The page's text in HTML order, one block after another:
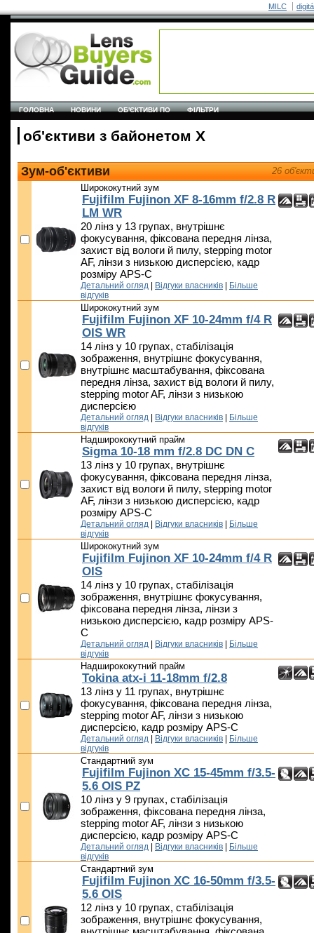
MILC
ГОЛОВНА НОВИНИ ОБ'ЄКТИВИ ПО ФІЛЬТРИ
об'єктиви з байонетом X
26
Зум-об'єктиви
Ширококутний зум
Fujifilm Fujinon XF 8-16mm f/2.8 R
LM WR
20 лінз у 13 групах, внутрішнє
фокусування, фіксована передня лінза,
захист від вологи й пилу, stepping motor
AF, лінзи з низькою дисперсією, кадр
розміру APS-C
Детальний огляд Відгуки власників
Більше
відгуків
Ширококутний зум
Fujifilm Fujinon XF 10-24mm f/4 R
OIS WR
14 лінз у 10 групах, стабілізація
зображення, внутрішнє фокусування,
внутрішнє масштабування, фіксована
передня лінза, захист від вологи й пилу,
stepping motor AF, лінзи з низькою
дисперсією
Детальний огляд Відгуки власників
Більше
відгуків
Надширококутний прайм
Sigma 10-18 mm f/2.8 DC DN C
13 лінз у 10 групах, внутрішнє
фокусування, фіксована передня лінза,
захист від вологи й пилу, stepping motor
AF, лінзи з низькою дисперсією, кадр
розміру APS-C
Детальний огляд Відгуки власників
Більше
відгуків
Ширококутний зум
Fujifilm Fujinon XF 10-24mm f/4 R
OIS
14 лінз у 10 групах, стабілізація
зображення, внутрішнє фокусування,
фіксована передня лінза, лінзи з
низькою дисперсією, кадр розміру APS-
C
Детальний огляд Відгуки власників
Більше
відгуків
Надширококутний прайм
Tokina atx-i 11-18mm f/2.8
13 лінз у 11 групах, внутрішнє
фокусування, фіксована передня лінза,
stepping motor AF, лінзи з низькою
дисперсією, кадр розміру APS-C
Детальний огляд Відгуки власників
Більше
відгуків
Стандартний зум
Fujifilm Fujinon XC 15-45mm f/3.5-
5.6 OIS PZ
10 лінз у 9 групах, стабілізація
зображення, фіксована передня лінза,
stepping motor AF, лінзи з низькою
дисперсією, кадр розміру APS-C
Детальний огляд Відгуки власників
Більше
відгуків
Стандартний зум
Fujifilm Fujinon XC 16-50mm f/3.5-
5.6 OIS
12 лінз у 10 групах, стабілізація
зображення, внутрішнє фокусування,